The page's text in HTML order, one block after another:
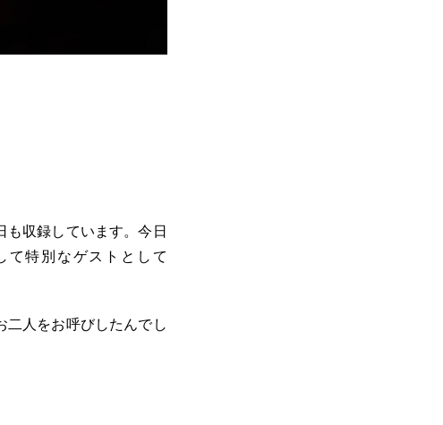
収録しています。今日
て特別なゲストとして
二人をお呼びしたんでし